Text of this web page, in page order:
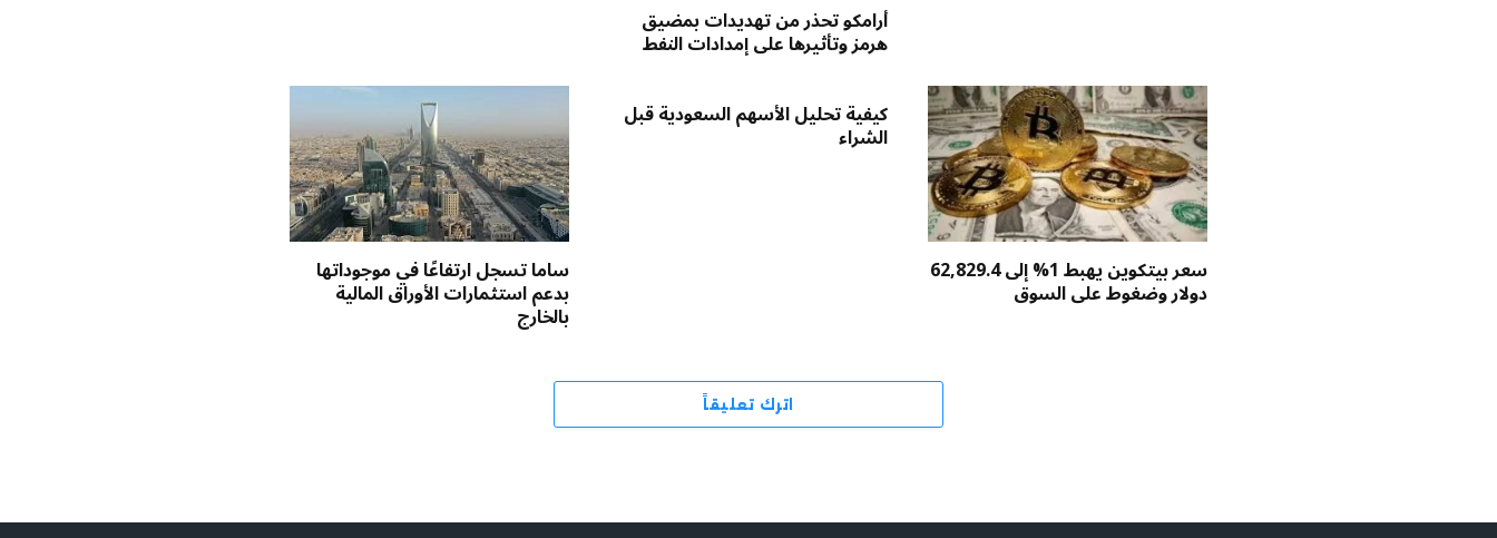
أرامكو تحذر من تهديدات بمضيق
هرمز وتأثيرها على إمدادات النفط
سعر بيتكوين يهبط 1% إلى 62,829.4
دولار وضغوط على السوق
كيفية تحليل الأسهم السعودية قبل
الشراء
ساما تسجل ارتفاعًا في موجوداتها
بدعم استثمارات الأوراق المالية
بالخارج
اترك تعليقاً